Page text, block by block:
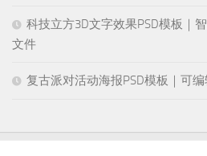
科技立方3D文字效果PSD模板｜
文件
复古派对活动海报PSD模板｜可